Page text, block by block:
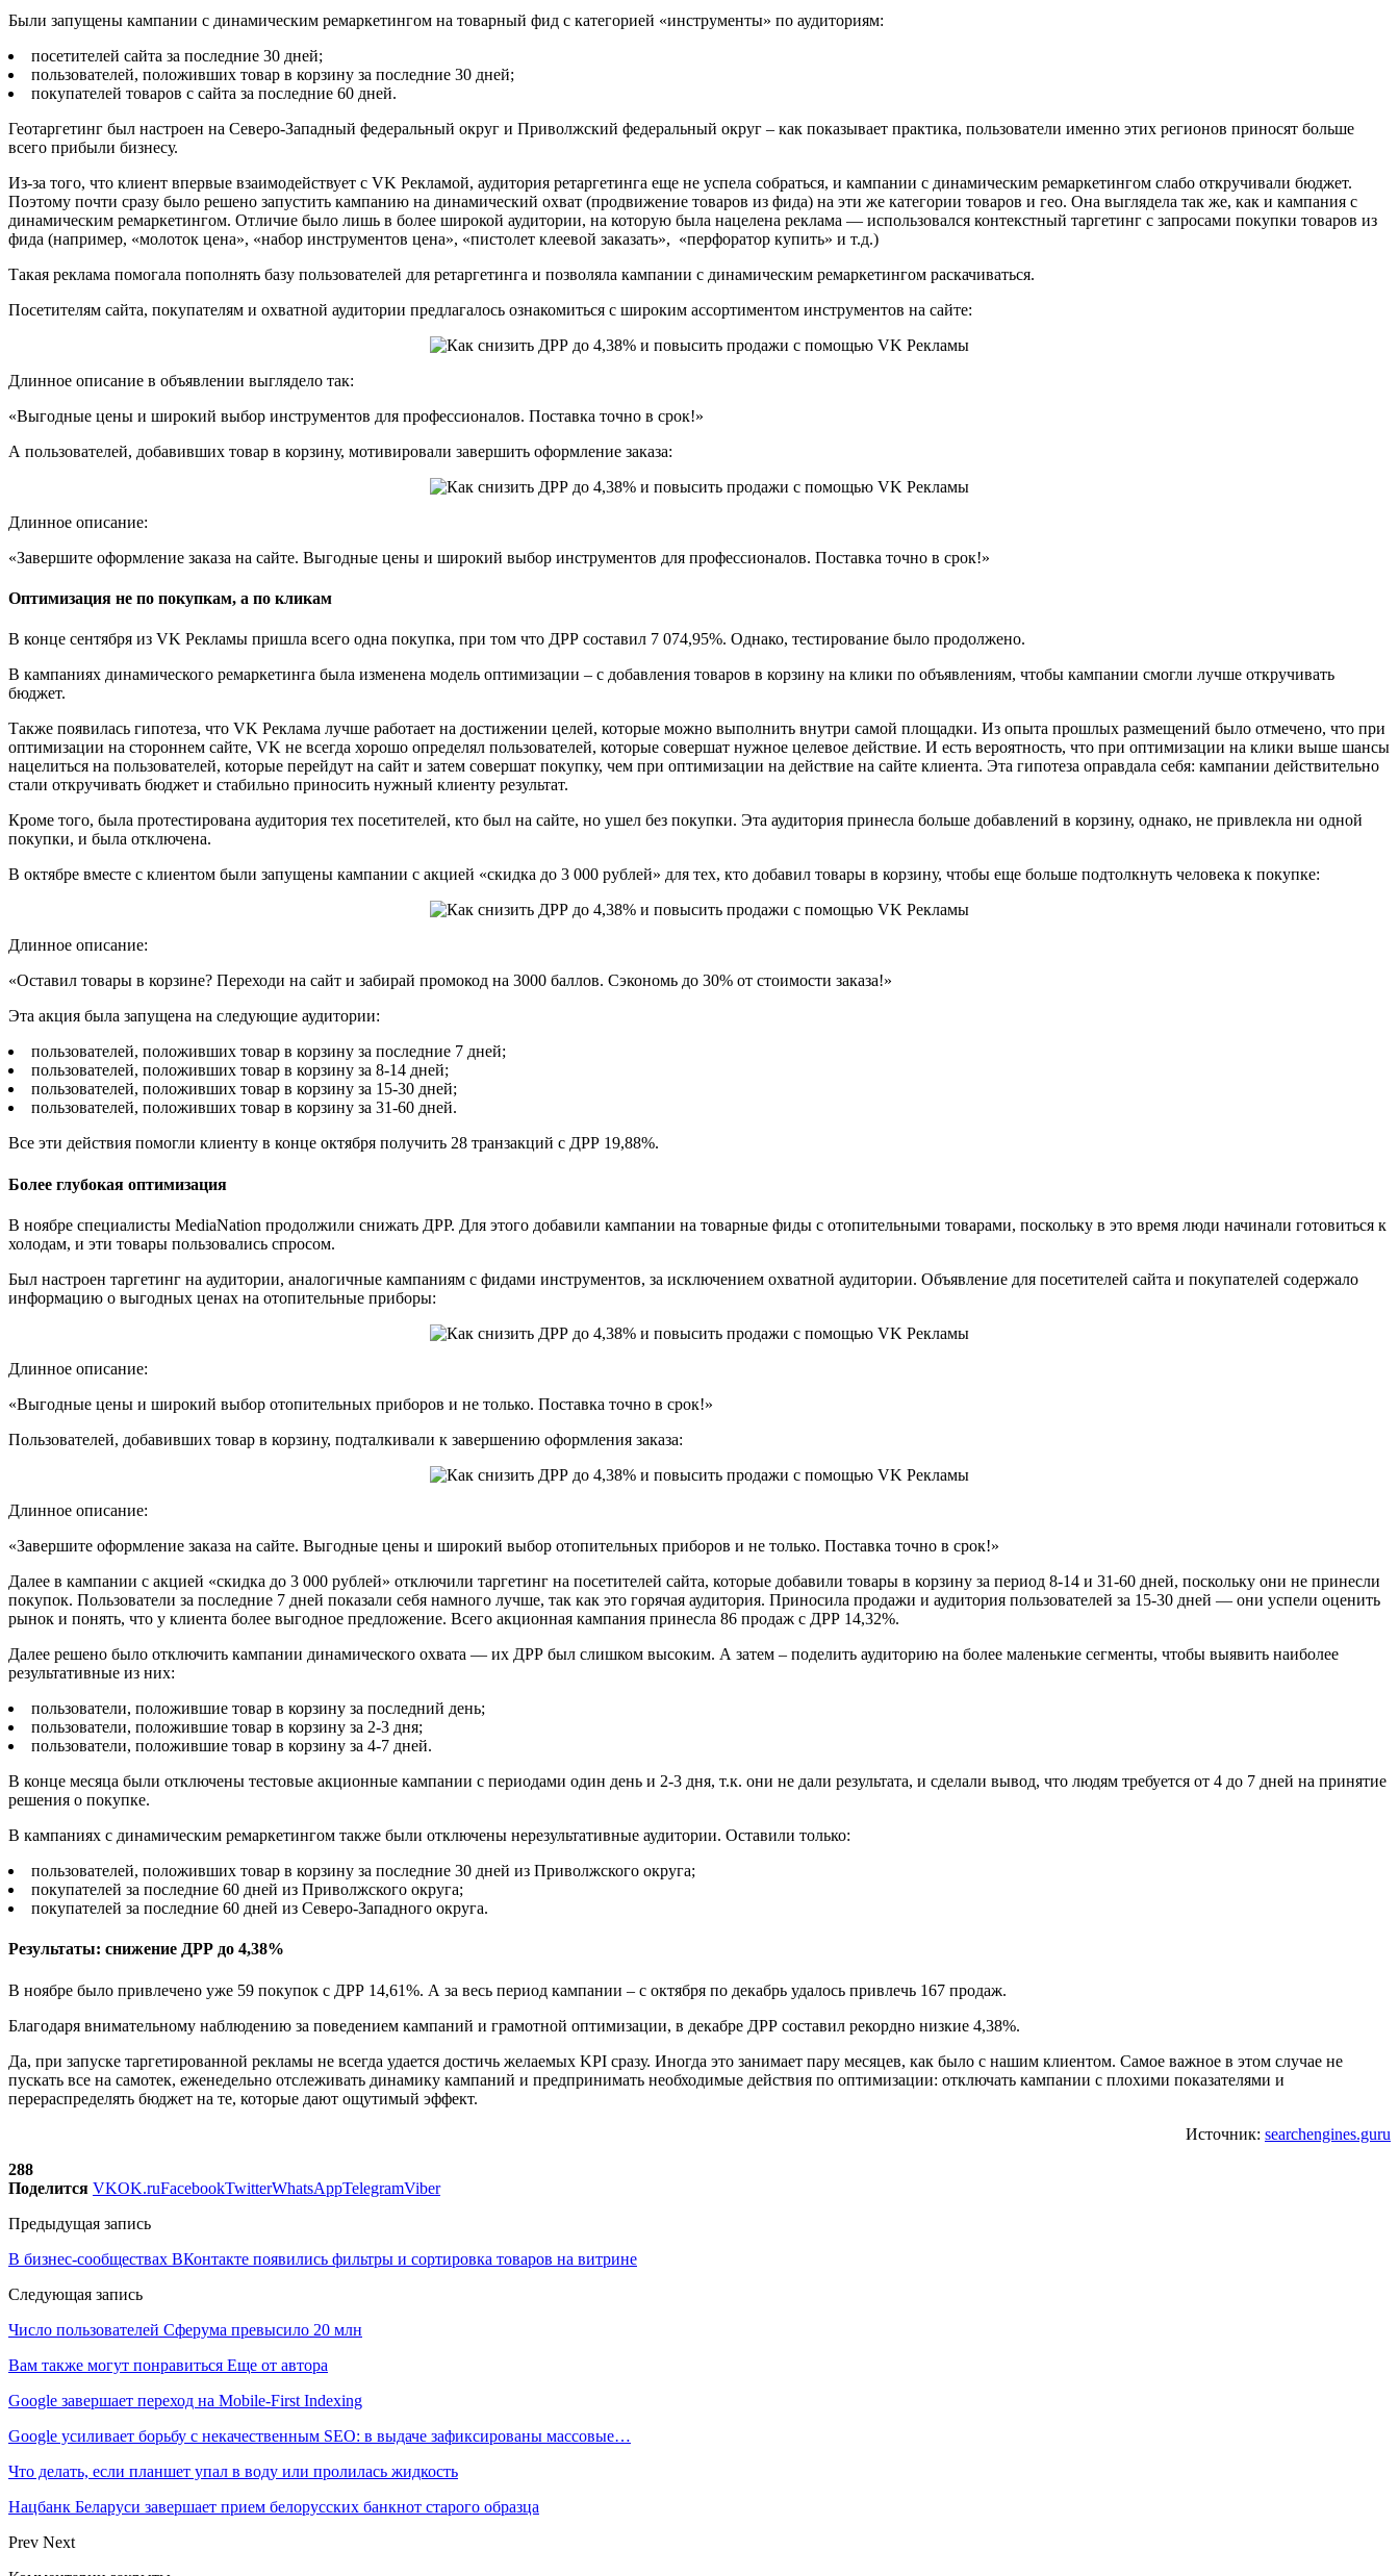
Были запущены кампании с динамическим ремаркетингом на товарный фид с категорией «инструменты» по аудиториям:
посетителей сайта за последние 30 дней;
пользователей, положивших товар в корзину за последние 30 дней;
покупателей товаров с сайта за последние 60 дней.
Геотаргетинг был настроен на Северо-Западный федеральный округ и Приволжский федеральный округ – как показывает практика, пользователи именно этих регионов приносят больше
всего прибыли бизнесу.
Из-за того, что клиент впервые взаимодействует с VK Рекламой, аудитория ретаргетинга еще не успела собраться, и кампании с динамическим ремаркетингом слабо откручивали бюджет.
Поэтому почти сразу было решено запустить кампанию на динамический охват (продвижение товаров из фида) на эти же категории товаров и гео. Она выглядела так же, как и кампания с
динамическим ремаркетингом. Отличие было лишь в более широкой аудитории, на которую была нацелена реклама — использовался контекстный таргетинг с запросами покупки товаров из
фида (например, «молоток цена», «набор инструментов цена», «пистолет клеевой заказать», «перфоратор купить» и т.д.)
Такая реклама помогала пополнять базу пользователей для ретаргетинга и позволяла кампании с динамическим ремаркетингом раскачиваться.
Посетителям сайта, покупателям и охватной аудитории предлагалось ознакомиться с широким ассортиментом инструментов на сайте:
Длинное описание в объявлении выглядело так:
«Выгодные цены и широкий выбор инструментов для профессионалов. Поставка точно в срок!»
А пользователей, добавивших товар в корзину, мотивировали завершить оформление заказа:
Длинное описание:
«Завершите оформление заказа на сайте. Выгодные цены и широкий выбор инструментов для профессионалов. Поставка точно в срок!»
Оптимизация не по покупкам, а по кликам
В конце сентября из VK Рекламы пришла всего одна покупка, при том что ДРР составил 7 074,95%. Однако, тестирование было продолжено.
В кампаниях динамического ремаркетинга была изменена модель оптимизации – с добавления товаров в корзину на клики по объявлениям, чтобы кампании смогли лучше откручивать
бюджет.
Также появилась гипотеза, что VK Реклама лучше работает на достижении целей, которые можно выполнить внутри самой площадки. Из опыта прошлых размещений было отмечено, что при
оптимизации на стороннем сайте, VK не всегда хорошо определял пользователей, которые совершат нужное целевое действие. И есть вероятность, что при оптимизации на клики выше шансы
нацелиться на пользователей, которые перейдут на сайт и затем совершат покупку, чем при оптимизации на действие на сайте клиента. Эта гипотеза оправдала себя: кампании действительно
стали откручивать бюджет и стабильно приносить нужный клиенту результат.
Кроме того, была протестирована аудитория тех посетителей, кто был на сайте, но ушел без покупки. Эта аудитория принесла больше добавлений в корзину, однако, не привлекла ни одной
покупки, и была отключена.
В октябре вместе с клиентом были запущены кампании с акцией «скидка до 3 000 рублей» для тех, кто добавил товары в корзину, чтобы еще больше подтолкнуть человека к покупке:
Длинное описание:
«Оставил товары в корзине? Переходи на сайт и забирай промокод на 3000 баллов. Сэкономь до 30% от стоимости заказа!»
Эта акция была запущена на следующие аудитории:
пользователей, положивших товар в корзину за последние 7 дней;
пользователей, положивших товар в корзину за 8-14 дней;
пользователей, положивших товар в корзину за 15-30 дней;
пользователей, положивших товар в корзину за 31-60 дней.
Все эти действия помогли клиенту в конце октября получить 28 транзакций с ДРР 19,88%.
Более глубокая оптимизация
В ноябре специалисты MediaNation продолжили снижать ДРР. Для этого добавили кампании на товарные фиды с отопительными товарами, поскольку в это время люди начинали готовиться к
холодам, и эти товары пользовались спросом.
Был настроен таргетинг на аудитории, аналогичные кампаниям с фидами инструментов, за исключением охватной аудитории. Объявление для посетителей сайта и покупателей содержало
информацию о выгодных ценах на отопительные приборы:
Длинное описание:
«Выгодные цены и широкий выбор отопительных приборов и не только. Поставка точно в срок!»
Пользователей, добавивших товар в корзину, подталкивали к завершению оформления заказа:
Длинное описание:
«Завершите оформление заказа на сайте. Выгодные цены и широкий выбор отопительных приборов и не только. Поставка точно в срок!»
Далее в кампании с акцией «скидка до 3 000 рублей» отключили таргетинг на посетителей сайта, которые добавили товары в корзину за период 8-14 и 31-60 дней, поскольку они не принесли
покупок. Пользователи за последние 7 дней показали себя намного лучше, так как это горячая аудитория. Приносила продажи и аудитория пользователей за 15-30 дней — они успели оценить
рынок и понять, что у клиента более выгодное предложение. Всего акционная кампания принесла 86 продаж с ДРР 14,32%.
Далее решено было отключить кампании динамического охвата — их ДРР был слишком высоким. А затем – поделить аудиторию на более маленькие сегменты, чтобы выявить наиболее
результативные из них:
пользователи, положившие товар в корзину за последний день;
пользователи, положившие товар в корзину за 2-3 дня;
пользователи, положившие товар в корзину за 4-7 дней.
В конце месяца были отключены тестовые акционные кампании с периодами один день и 2-3 дня, т.к. они не дали результата, и сделали вывод, что людям требуется от 4 до 7 дней на принятие
решения о покупке.
В кампаниях с динамическим ремаркетингом также были отключены нерезультативные аудитории. Оставили только:
пользователей, положивших товар в корзину за последние 30 дней из Приволжского округа;
покупателей за последние 60 дней из Приволжского округа;
покупателей за последние 60 дней из Северо-Западного округа.
Результаты: снижение ДРР до 4,38%
В ноябре было привлечено уже 59 покупок с ДРР 14,61%. А за весь период кампании – с октября по декабрь удалось привлечь 167 продаж.
Благодаря внимательному наблюдению за поведением кампаний и грамотной оптимизации, в декабре ДРР составил рекордно низкие 4,38%.
Да, при запуске таргетированной рекламы не всегда удается достичь желаемых KPI сразу. Иногда это занимает пару месяцев, как было с нашим клиентом. Самое важное в этом случае не
пускать все на самотек, еженедельно отслеживать динамику кампаний и предпринимать необходимые действия по оптимизации: отключать кампании с плохими показателями и
перераспределять бюджет на те, которые дают ощутимый эффект.
Источник: searchengines.guru
288
Поделится VKOK.ruFacebookTwitterWhatsAppTelegramViber
Предыдущая запись
В бизнес-сообществах ВКонтакте появились фильтры и сортировка товаров на витрине
Следующая запись
Число пользователей Сферума превысило 20 млн
Вам также могут понравиться Еще от автора
Google завершает переход на Mobile-First Indexing
Google усиливает борьбу с некачественным SEO: в выдаче зафиксированы массовые…
Что делать, если планшет упал в воду или пролилась жидкость
Нацбанк Беларуси завершает прием белорусских банкнот старого образца
Prev Next